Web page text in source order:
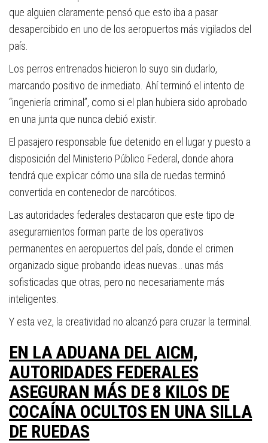
que alguien claramente pensó que esto iba a pasar
desapercibido en uno de los aeropuertos más vigilados del
país.
Los perros entrenados hicieron lo suyo sin dudarlo,
marcando positivo de inmediato. Ahí terminó el intento de
“ingeniería criminal”, como si el plan hubiera sido aprobado
en una junta que nunca debió existir.
El pasajero responsable fue detenido en el lugar y puesto a
disposición del Ministerio Público Federal, donde ahora
tendrá que explicar cómo una silla de ruedas terminó
convertida en contenedor de narcóticos.
Las autoridades federales destacaron que este tipo de
aseguramientos forman parte de los operativos
permanentes en aeropuertos del país, donde el crimen
organizado sigue probando ideas nuevas… unas más
sofisticadas que otras, pero no necesariamente más
inteligentes.
Y esta vez, la creatividad no alcanzó para cruzar la terminal.
EN LA ADUANA DEL AICM,
AUTORIDADES FEDERALES
ASEGURAN MÁS DE 8 KILOS DE
COCAÍNA OCULTOS EN UNA SILLA
DE RUEDAS